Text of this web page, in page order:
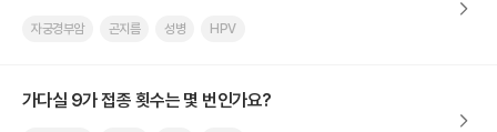
자궁경부암 곤지름 성병 HPV
가다실 9가 접종 횟수는 몇 번인가요?